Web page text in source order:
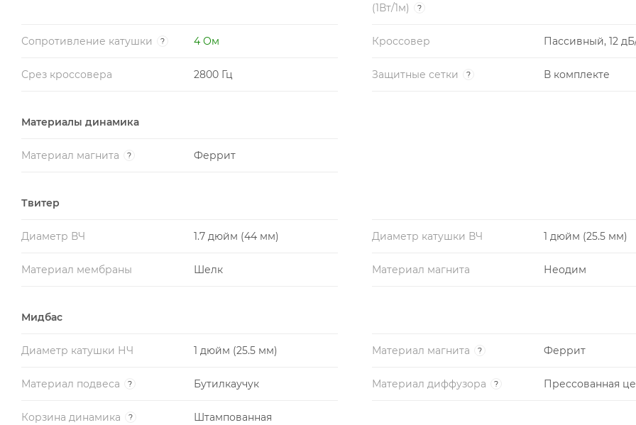
(1Вт/1м)
?
Сопротивление катушки ? 4 Ом Кроссовер Пассивный, 12
Срез кроссовера 2800 Гц Защитные сетки ? В комплекте
Материалы динамика
Материал магнита ? Феррит
Твитер
Диаметр ВЧ 1.7 дюйм (44 мм) Диаметр катушки ВЧ 1 дюйм (25.5 мм)
Материал мембраны Шелк Материал магнита Неодим
Мидбас
Диаметр катушки НЧ 1 дюйм (25.5 мм) Материал магнита ? Феррит
Материал подвеса ? Бутилкаучук Материал диффузора ? Прессованная
Корзина динамика ? Штампованная